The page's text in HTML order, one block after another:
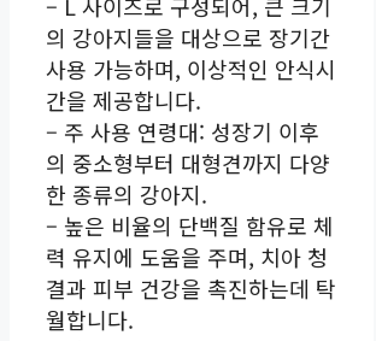
의 강아지들을 대상으로 장기간
사용 가능하며, 이상적인 안식시
간을 제공합니다.
– 주 사용 연령대: 성장기 이후
의 중소형부터 대형견까지 다양
한 종류의 강아지.
– 높은 비율의 단백질 함유로 체
력 유지에 도움을 주며, 치아 청
결과 피부 건강을 촉진하는데 탁
월합니다.